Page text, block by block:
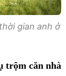
gian anh ở
trộm căn nhà